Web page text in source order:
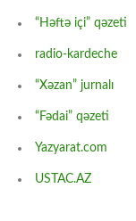
“Həftə içi” qəzeti
radio-kardeche
“Xəzan” jurnalı
“Fədai” qəzeti
Yazyarat.com
USTAC.AZ